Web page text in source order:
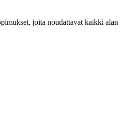
joita noudattavat kaikki alan